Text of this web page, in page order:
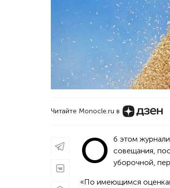
Читайте Monocle.ru в
О
б этом
совещания,
уборочной,
«По имеющимся